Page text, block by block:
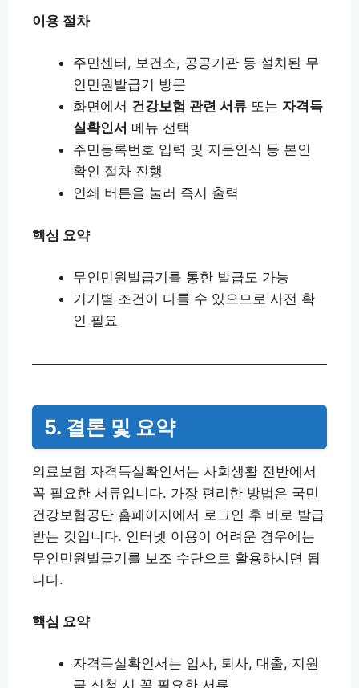
이용 절차
주민센터, 보건소, 공공기관 등 설치된 무
인민원발급기 방문
화면에서 건강보험 관련 서류 또는 자격득
실확인서 메뉴 선택
주민등록번호 입력 및 지문인식 등 본인
확인 절차 진행
인쇄 버튼을 눌러 즉시 출력
핵심 요약
무인민원발급기를 통한 발급도 가능
기기별 조건이 다를 수 있으므로 사전 확
인 필요
5. 결론 및 요약
의료보험 자격득실확인서는 사회생활 전반에서
꼭 필요한 서류입니다. 가장 편리한 방법은 국민
건강보험공단 홈페이지에서 로그인 후 바로 발급
받는 것입니다. 인터넷 이용이 어려운 경우에는
무인민원발급기를 보조 수단으로 활용하시면 됩
니다.
핵심 요약
자격득실확인서는 입사, 퇴사, 대출, 지원
금 신청 시 꼭 필요한 서류